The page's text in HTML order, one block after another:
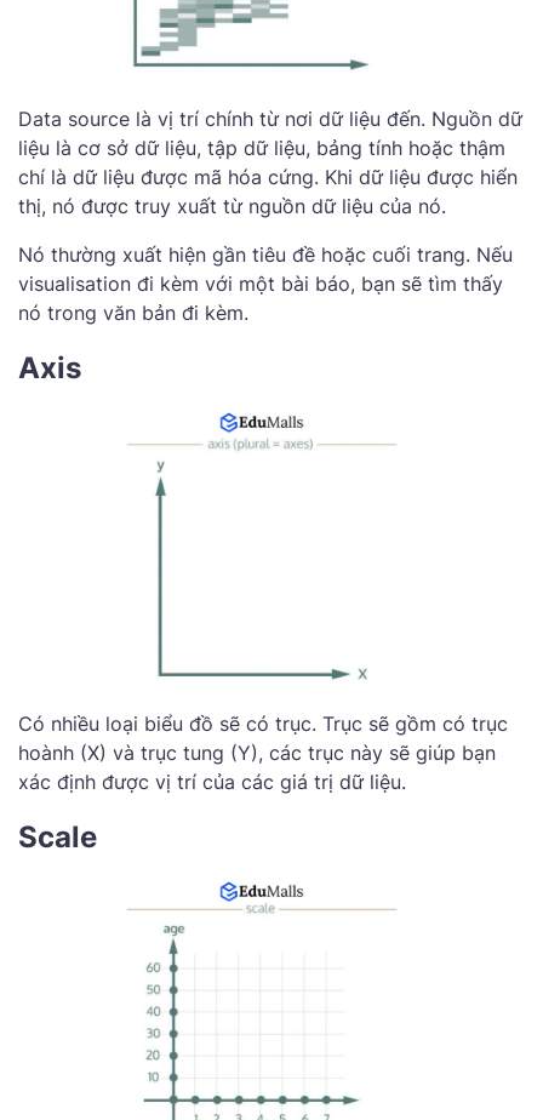
Data source là vị trí chính từ nơi dữ liệu đến. Nguồn dữ
liệu là cơ sở dữ liệu, tập dữ liệu, bảng tính hoặc thậm
chí là dữ liệu được mã hóa cứng. Khi dữ liệu được hiển
thị, nó được truy xuất từ ​​nguồn dữ liệu của nó.
Nó thường xuất hiện gần tiêu đề hoặc cuối trang. Nếu
visualisation đi kèm với một bài báo, bạn sẽ tìm thấy
nó trong văn bản đi kèm.‌
Axis
Có nhiều loại biểu đồ sẽ có trục. Trục sẽ gồm có trục
hoành (X) và trục tung (Y), các trục này sẽ giúp bạn
xác định được vị trí của các giá trị dữ liệu.
‌Scale